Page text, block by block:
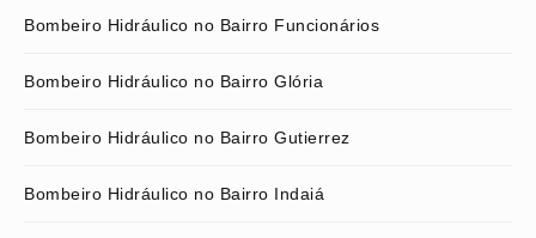
Bombeiro Hidráulico no Bairro Funcionários
Bombeiro Hidráulico no Bairro Glória
Bombeiro Hidráulico no Bairro Gutierrez
Bombeiro Hidráulico no Bairro Indaiá